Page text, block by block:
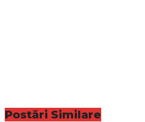
Postări Similare